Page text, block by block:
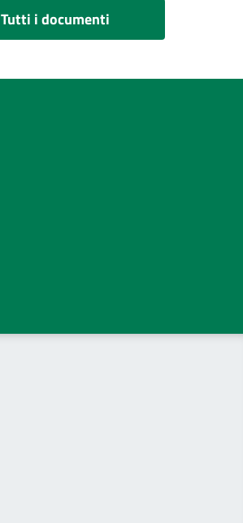
Tutti i documenti